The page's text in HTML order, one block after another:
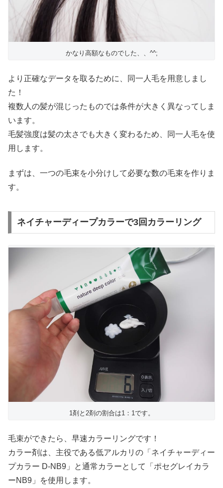
かなり高額なものでした、、^^;
より正確なデータを取るために、同一人毛を用意しまし
た！
複数人の髪が混じったものでは条件が大きく異なってしま
います。
毛髪強度は髪の太さでも大きく変わるため、同一人毛を使
用します。
まずは、一つの毛束を小分けして必要な数の毛束を作りま
す。
ネイチャーディープカラーで3回カラーリング
1剤と2剤の割合は1：1です。
毛束ができたら、早速カラーリングです！
カラー剤は、主役である低アルカリの「ネイチャーディー
プカラー D-NB9」と通常カラーとして「ポセグレイカラ
ーNB9」を使用します。